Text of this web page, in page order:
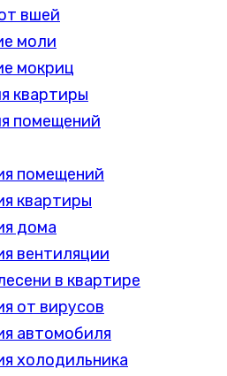
вшей
моли
мокриц
квартиры
помещений
помещений
квартиры
дома
вентиляции
в квартире
от вирусов
автомобиля
холодильника